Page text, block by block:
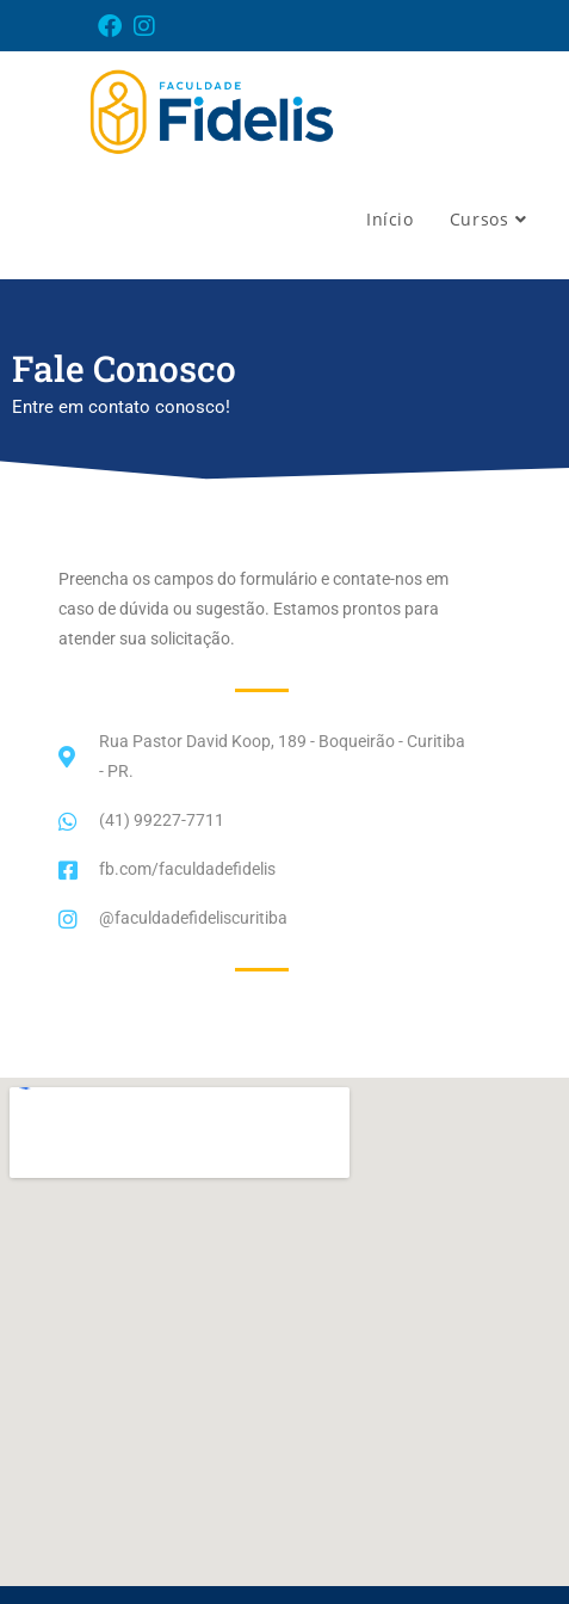
Início Cursos
Fale Conosco
Entre em contato conosco!
Preencha os campos do formulário e contate-nos em
caso de dúvida ou sugestão. Estamos prontos para
atender sua solicitação.
Rua Pastor David Koop, 189 - Boqueirão - Curitiba
- PR.
(41) 99227-7711
fb.com/faculdadefidelis
@faculdadefideliscuritiba